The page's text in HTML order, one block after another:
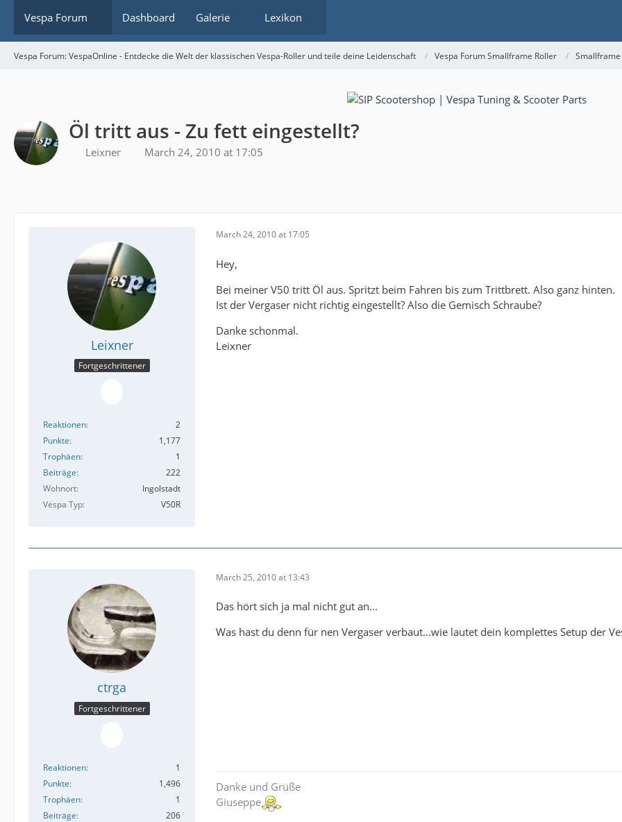
Vespa Forum Dashboard Galerie Lexikon
Vespa Forum: VespaOnline - Entdecke die Welt der klassischen Vespa-Roller und teile deine Leidenschaft Vespa Forum Smallframe Roller
Öl tritt aus - Zu fett eingestellt?
Leixner March 24, 2010 at 17:05
Leixner
Fortgeschrittener
Reaktionen
2
Punkte
1,177
Trophäen
1
Beiträge
222
Wohnort
Ingolstadt
Vespa Typ
V50R
March 24, 2010 at 17:05
Hey,
Bei meiner V50 tritt Öl aus. Spritzt beim Fahren bis zum Trittbrett. Also ganz hinten.
Ist der Vergaser nicht richtig eingestellt? Also die Gemisch Schraube?
Danke schonmal.
Leixner
ctrga
Fortgeschrittener
Reaktionen
1
Punkte
1,496
Trophäen
1
Beiträge
206
March 25, 2010 at 13:43
Das hört sich ja mal nicht gut an...
Was hast du denn für nen Vergaser verbaut...wie lautet dein komplettes Setup der
Danke und Grüße
Giuseppe